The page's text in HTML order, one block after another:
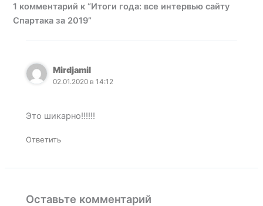
1 комментарий к “Итоги года: все интервью сайту
Спартака за 2019”
Mirdjamil
02.01.2020 в 14:12
Это шикарно!!!!!!
Ответить
Оставьте комментарий